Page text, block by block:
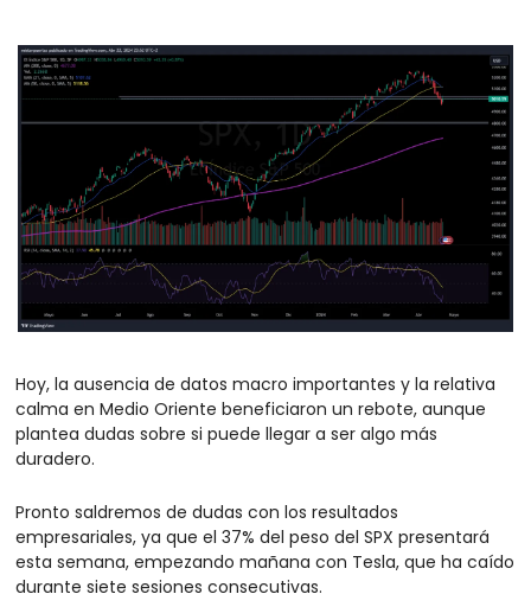
Hoy, la ausencia de datos macro importantes y la relativa
calma en Medio Oriente beneficiaron un rebote, aunque
plantea dudas sobre si puede llegar a ser algo más
duradero.
Pronto saldremos de dudas con los resultados
empresariales, ya que el 37% del peso del SPX presentará
esta semana, empezando mañana con Tesla, que ha caído
durante siete sesiones consecutivas.